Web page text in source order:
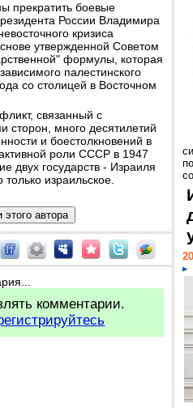
прекратить боевые
России Владимира
кризиса
утвержденной Советом
формулы, которая
палестинского
со столицей в Восточном
связанный с
сторон, много десятилетий
и боестолкновений в
роли СССР в 1947
двух государств - Израиля
израильское.
комментарии.